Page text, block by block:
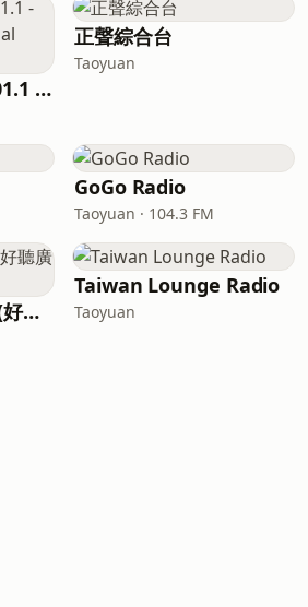
國際廣播電台FM101.1 - Taoyuan International Radio
正聲綜合台
Taoyuan
GoGo Radio
Taoyuan · 104.3 FM
POP Radio聯播網 (好聽廣播電台)
Taiwan Lounge Radio
Taoyuan